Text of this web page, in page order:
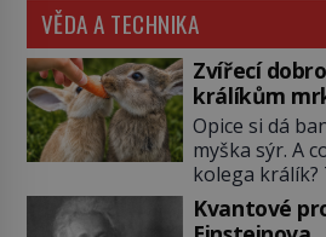
VĚDA A TECHNIKA
Zvířecí
králíkům
Opice si dá
myška sýr. A
kolega králík?
pochutnají na
podobné
Kvantové